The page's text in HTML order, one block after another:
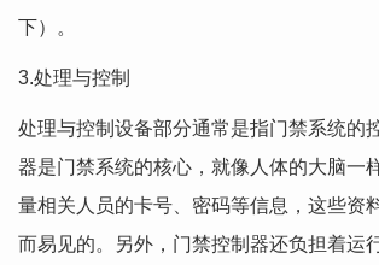
下）。
3.处理与控制
处理与控制设备部分通常是指门禁系统的
器是门禁系统的核心，就像人体的大脑一
量相关人员的卡号、密码等信息，这些资
而易见的。另外，门禁控制器还负担着运